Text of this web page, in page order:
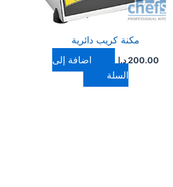
مكنة كريب دائرية
200.00د.ا
إضافة إلى
السلة